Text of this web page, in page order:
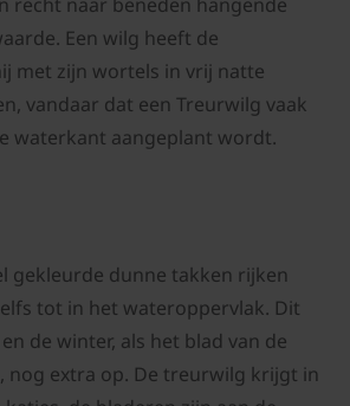
Een wilg heeft de
met zijn wortels in vrij natte
vandaar dat een Treurwilg vaak
waterkant aangeplant wordt.
gekleurde dunne takken rijken
tot in het wateroppervlak. Dit
de winter, als het blad van de
nog extra op. De treurwilg krijgt in